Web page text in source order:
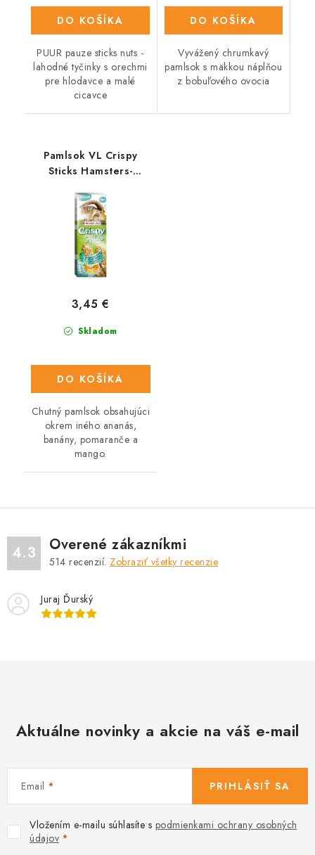
DO KOŠÍKA
PUUR pauze sticks nuts -
lahodné tyčinky s orechmi
pre hlodavce a malé
cicavce
DO KOŠÍKA
Vyvážený chrumkavý
pamlsok s mäkkou náplňou
z bobuľového ovocia
Pamlsok VL Crispy
Sticks Hamsters-
exotické ovocie,
škrečok/veverička 2ks
110 g
Skladom
3,45 €
DO KOŠÍKA
Chutný pamlsok obsahujúci
okrem iného ananás,
banány, pomaranče a
mango.
4.3 Overené zákazníkmi
514 recenzií. Zobraziť všetky recenzie
Juraj Ďurský
Aktuálne novinky a akcie na váš e-mail
Email
Vložením e-mailu súhlasíte s podmienkami ochrany osobných
údajov
PRIHLÁSIŤ SA